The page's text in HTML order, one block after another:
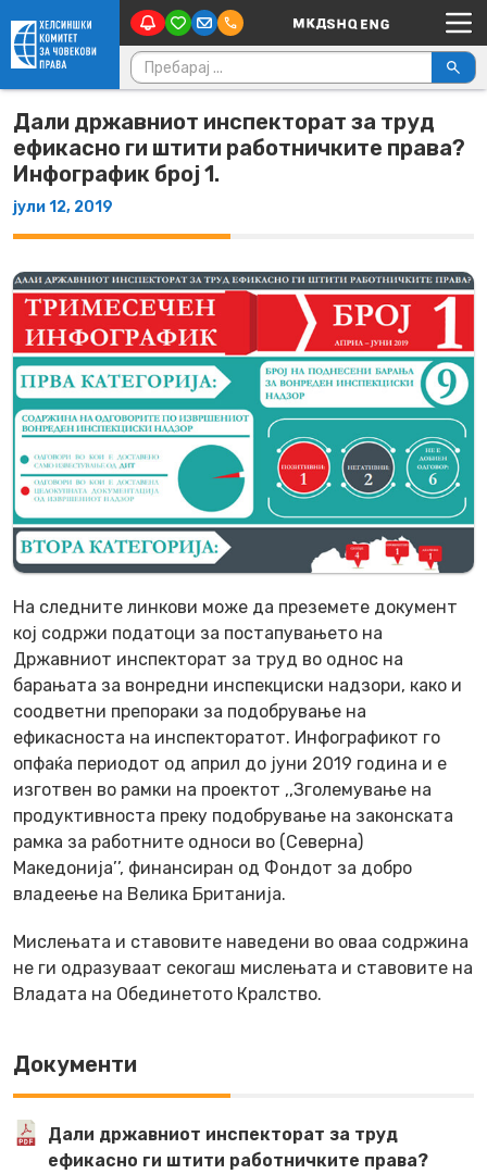
Skip to content Main Navigation
Пребарувај за:
Дали државниот инспекторат за труд
ефикасно ги штити работничките права?
Инфографик број 1.
јули 12, 2019
На следните линкови може да преземете документ
кој содржи податоци за постапувањето на
Државниот инспекторат за труд во однос на
барањата за вонредни инспекциски надзори, како и
соодветни препораки за подобрување на
ефикасноста на инспекторатот. Инфографикот го
опфаќа периодот од април до јуни 2019 година и е
изготвен во рамки на проектот ,,Зголемување на
продуктивноста преку подобрување на законската
рамка за работните односи во (Северна)
Македонија’’, финансиран од Фондот за добро
владеење на Велика Британија.
Мислењата и ставовите наведени во оваа содржина
не ги одразуваат секогаш мислењата и ставовите на
Владата на Обединетото Кралство.
Документи
Дали државниот инспекторат за труд
ефикасно ги штити работничките права?